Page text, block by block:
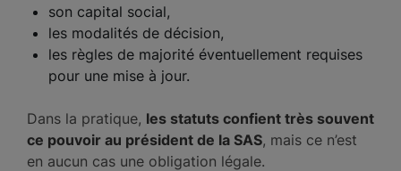
son capital social,
les modalités de décision,
les règles de majorité éventuellement requises
pour une mise à jour.
Dans la pratique, les statuts confient très souvent
ce pouvoir au président de la SAS, mais ce n’est
en aucun cas une obligation légale.